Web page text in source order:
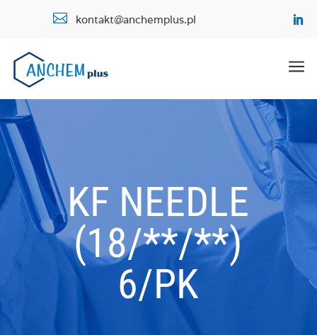
 kontakt@anchemplus.pl
a
KF NEEDLE
(18/**/**)
6/PK